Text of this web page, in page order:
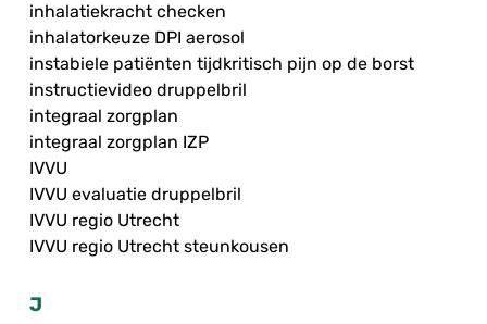
inhalatiekracht checken
inhalatorkeuze DPI aerosol
instabiele patiënten tijdkritisch pijn op de borst
instructievideo druppelbril
integraal zorgplan
integraal zorgplan IZP
IVVU
IVVU evaluatie druppelbril
IVVU regio Utrecht
IVVU regio Utrecht steunkousen
J